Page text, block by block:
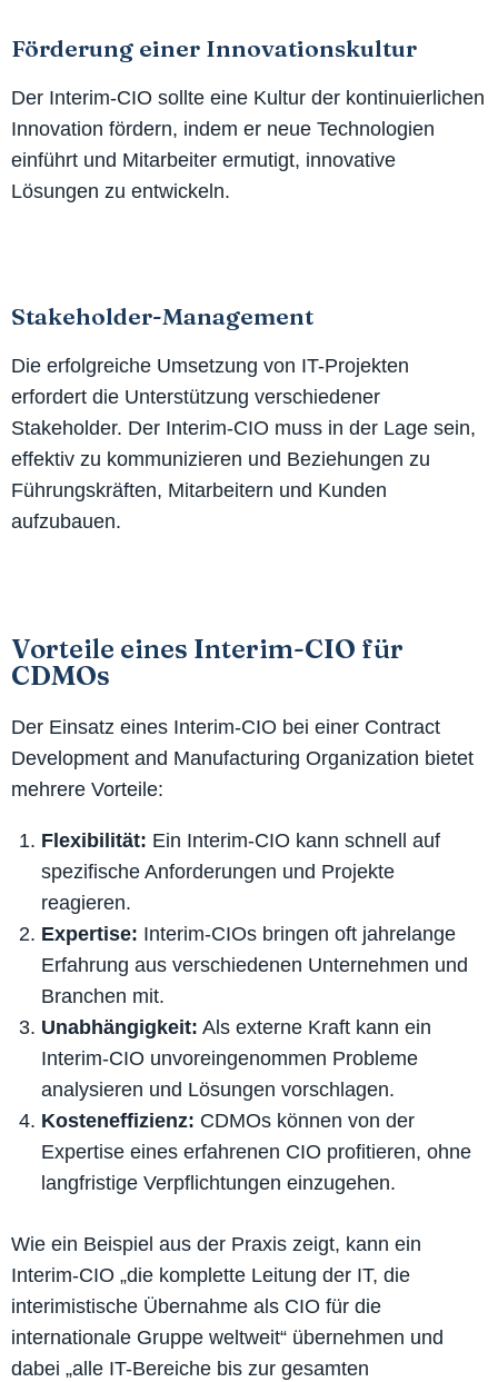
Förderung einer Innovationskultur
Der Interim-CIO sollte eine Kultur der kontinuierlichen
Innovation fördern, indem er neue Technologien
einführt und Mitarbeiter ermutigt, innovative
Lösungen zu entwickeln.
Stakeholder-Management
Die erfolgreiche Umsetzung von IT-Projekten
erfordert die Unterstützung verschiedener
Stakeholder. Der Interim-CIO muss in der Lage sein,
effektiv zu kommunizieren und Beziehungen zu
Führungskräften, Mitarbeitern und Kunden
aufzubauen.
Vorteile eines Interim-CIO für
CDMOs
Der Einsatz eines Interim-CIO bei einer Contract
Development and Manufacturing Organization bietet
mehrere Vorteile:
Flexibilität: Ein Interim-CIO kann schnell auf
spezifische Anforderungen und Projekte
reagieren.
Expertise: Interim-CIOs bringen oft jahrelange
Erfahrung aus verschiedenen Unternehmen und
Branchen mit.
Unabhängigkeit: Als externe Kraft kann ein
Interim-CIO unvoreingenommen Probleme
analysieren und Lösungen vorschlagen.
Kosteneffizienz: CDMOs können von der
Expertise eines erfahrenen CIO profitieren, ohne
langfristige Verpflichtungen einzugehen.
Wie ein Beispiel aus der Praxis zeigt, kann ein
Interim-CIO „die komplette Leitung der IT, die
interimistische Übernahme als CIO für die
internationale Gruppe weltweit“ übernehmen und
dabei „alle IT-Bereiche bis zur gesamten